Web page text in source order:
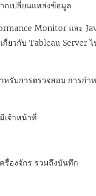
กเปลี่ยนแหล่งข้อมูล
Monitor และ
กี่ยวกับTableau Server ไ
หรับการตรวจสอบ การกำ
เจ้าหน้าที่
รื่องจักร รวมถึงบันทึก